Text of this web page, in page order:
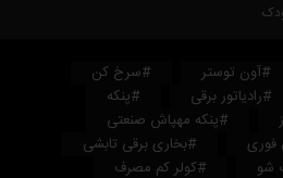
#آون توستر
#سرخ کن
#رادیاتور برقی
#پنکه
#پنکه مهپاش صنعتی
فوری
#بخاری برقی تابشی
شو
#کولر کم مصرف